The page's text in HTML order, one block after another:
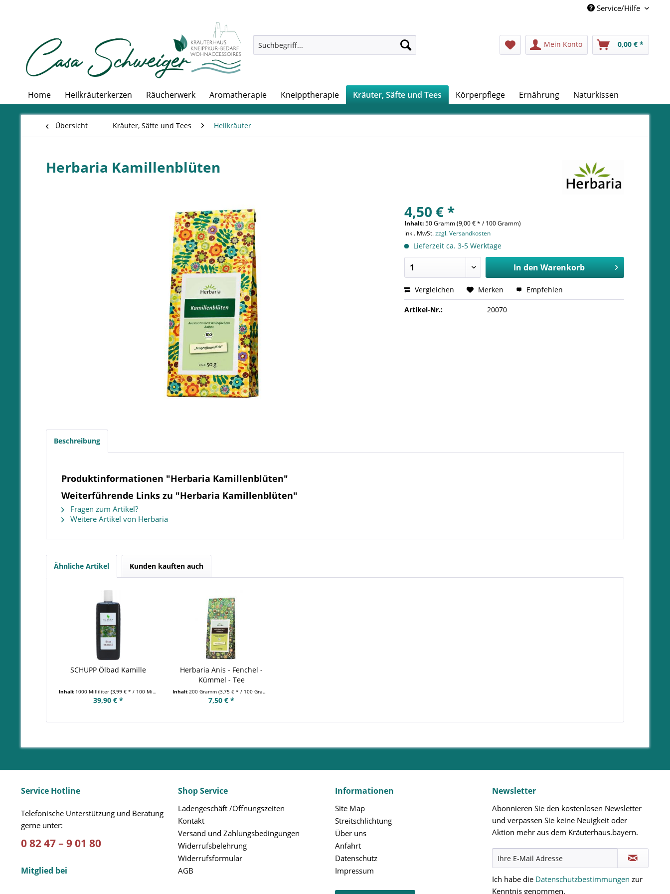
Service/Hilfe
Mein Konto 0,00 € *
Home Heilkräuterkerzen Räucherwerk Aromatherapie Kneipptherapie Kräuter, Säfte und Tees Körperpflege Ernährung Naturkissen
Übersicht Kräuter, Säfte und Tees Heilkräuter
Herbaria Kamillenblüten
4,50 € *
Inhalt:50 Gramm (9,00 € * / 100 Gramm)
inkl. MwSt.zzgl. Versandkosten
Lieferzeit ca. 3-5 Werktage
In den Warenkorb
Vergleichen Merken Empfehlen
Artikel-Nr.: 20070
Beschreibung
Produktinformationen "Herbaria Kamillenblüten"
Weiterführende Links zu "Herbaria Kamillenblüten"
Fragen zum Artikel?
Weitere Artikel von Herbaria
Ähnliche Artikel Kunden kauften auch
SCHUPP Ölbad Kamille
Inhalt 1000 Milliliter (3,99 € * / 100 Milliliter)
39,90 € *
Herbaria Anis - Fenchel -
Kümmel - Tee
Inhalt 200 Gramm (3,75 € * / 100 Gramm)
7,50 € *
Service Hotline
Telefonische Unterstützung und Beratung
gerne unter:
0 82 47 – 9 01 80
Mitglied bei
Shop Service
Ladengeschäft /Öffnungszeiten
Kontakt
Versand und Zahlungsbedingungen
Widerrufsbelehrung
Widerrufsformular
AGB
Informationen
Site Map
Streitschlichtung
Über uns
Anfahrt
Datenschutz
Impressum
Newsletter
Abonnieren Sie den kostenlosen Newsletter
und verpassen Sie keine Neuigkeit oder
Aktion mehr aus dem Kräuterhaus.bayern.
Ich habe die Datenschutzbestimmungen zur
Kenntnis genommen.